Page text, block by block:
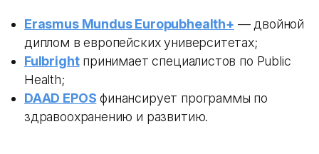
Erasmus Mundus Europubhealth+ — двойной
диплом в европейских университетах;
Fulbrightпринимает специалистов по Public
Health;
DAAD EPOS финансирует программы по
здравоохранению и развитию.